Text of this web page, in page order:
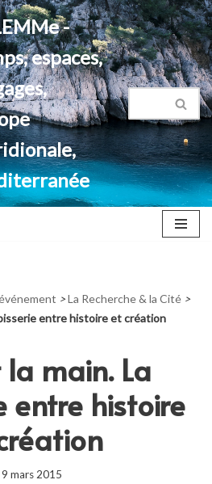
-
espaces,
>La Recherche & la Cité >
entre histoire et création
la main. La
entre histoire
9 mars 2015